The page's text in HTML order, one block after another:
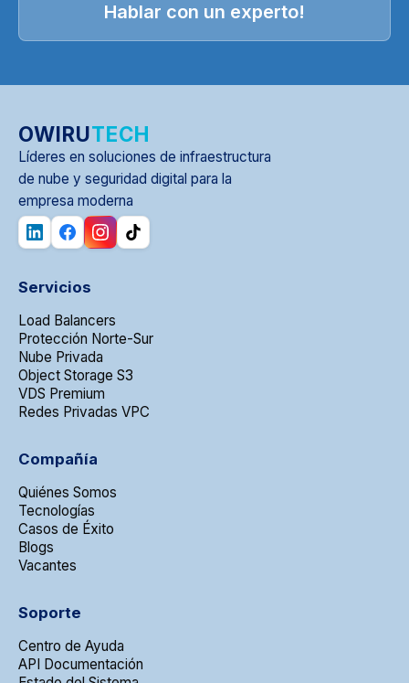
Hablar con un experto!
OWIRUTECH
Líderes en soluciones de infraestructura
de nube y seguridad digital para la
empresa moderna
Servicios
Load Balancers
Protección Norte-Sur
Nube Privada
Object Storage S3
VDS Premium
Redes Privadas VPC
Compañía
Quiénes Somos
Tecnologías
Casos de Éxito
Blogs
Vacantes
Soporte
Centro de Ayuda
API Documentación